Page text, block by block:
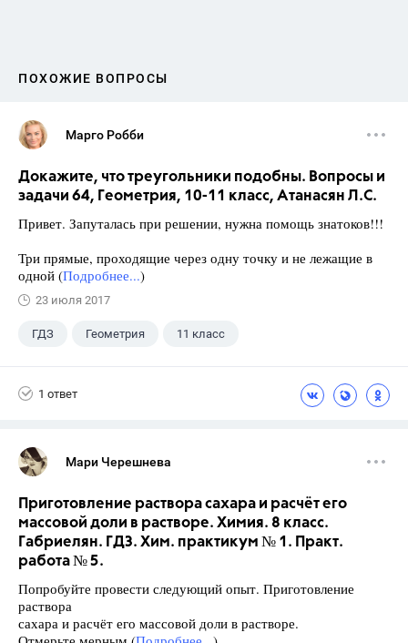
ПОХОЖИЕ ВОПРОСЫ
Марго Робби
Докажите, что треугольники подобны. Вопросы и
задачи 64, Геометрия, 10-11 класс, Атанасян Л.С.
Привет. Запуталась при решении, нужна помощь знатоков!!!
Три прямые, проходящие через одну точку и не лежащие в
одной (Подробнее...)
23 июля 2017
ГДЗ Геометрия 11 класс
1 ответ
Мари Черешнева
Приготовление раствора сахара и расчёт его
массовой доли в растворе. Химия. 8 класс.
Габриелян. ГДЗ. Хим. практикум № 1. Практ.
работа № 5.
Попробуйте провести следующий опыт. Приготовление
раствора
сахара и расчёт его массовой доли в растворе.